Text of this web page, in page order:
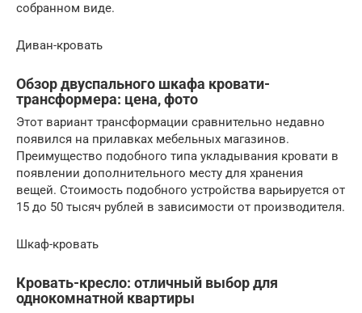
собранном виде.
Диван-кровать
Обзор двуспального шкафа кровати-
трансформера: цена, фото
Этот вариант трансформации сравнительно недавно
появился на прилавках мебельных магазинов.
Преимущество подобного типа укладывания кровати в
появлении дополнительного месту для хранения
вещей. Стоимость подобного устройства варьируется от
15 до 50 тысяч рублей в зависимости от производителя.
Шкаф-кровать
Кровать-кресло: отличный выбор для
однокомнатной квартиры